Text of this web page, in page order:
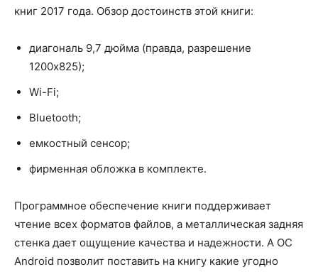
книг 2017 года. Обзор достоинств этой книги:
диагональ 9,7 дюйма (правда, разрешение
1200х825);
Wi-Fi;
Bluetooth;
емкостный сенсор;
фирменная обложка в комплекте.
Программное обеспечение книги поддерживает
чтение всех форматов файлов, а металлическая задняя
стенка дает ощущение качества и надежности. А ОС
Android позволит поставить на книгу какие угодно